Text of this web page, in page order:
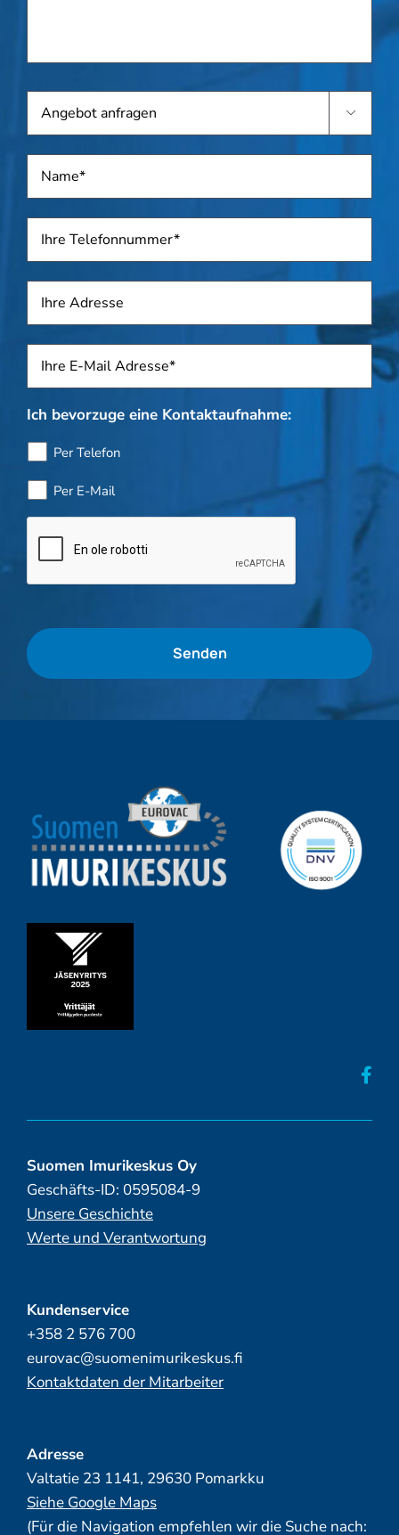
hinzu,
falls
bekannt.
anfragen

Name *
Telefon *
Adresse
Sposti *
Ich bevorzuge eine Kontaktaufnahme:
Per Telefon
Per E-Mail
Suomen Imurikeskus Oy
Geschäfts-ID: 0595084-9
Unsere Geschichte
Werte und Verantwortung
Kundenservice
+358 2 576 700
eurovac@suomenimurikeskus.fi
Kontaktdaten der Mitarbeiter
Adresse
Valtatie 23 1141, 29630 Pomarkku
Siehe Google Maps
(Für die Navigation empfehlen wir die Suche nach: